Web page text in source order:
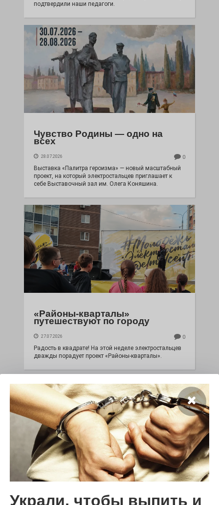
подтвердили наши педагоги.
Чувство Родины — одно на
всех
28.07.2026 0
Выставка «Палитра героизма» — новый масштабный
проект, на который электростальцев приглашает к
себе Выставочный зал им. Олега Коняшина.
«Районы-кварталы»
путешествуют по городу
27.07.2026 0
Радость в квадрате! На этой неделе электростальцев
дважды порадует проект «Районы-кварталы».
26.07.2026 0
Украли, чтобы выпить и